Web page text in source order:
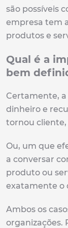
são possíveis
empresa tem
produtos e
Qual é a
bem
Certamente,
dinheiro e
tornou cliente,
Ou, um que
a conversar
produto ou
exatamente o
Ambos os
organizações.